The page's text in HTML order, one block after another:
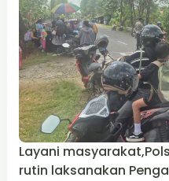
Layani
rutin laksanakan